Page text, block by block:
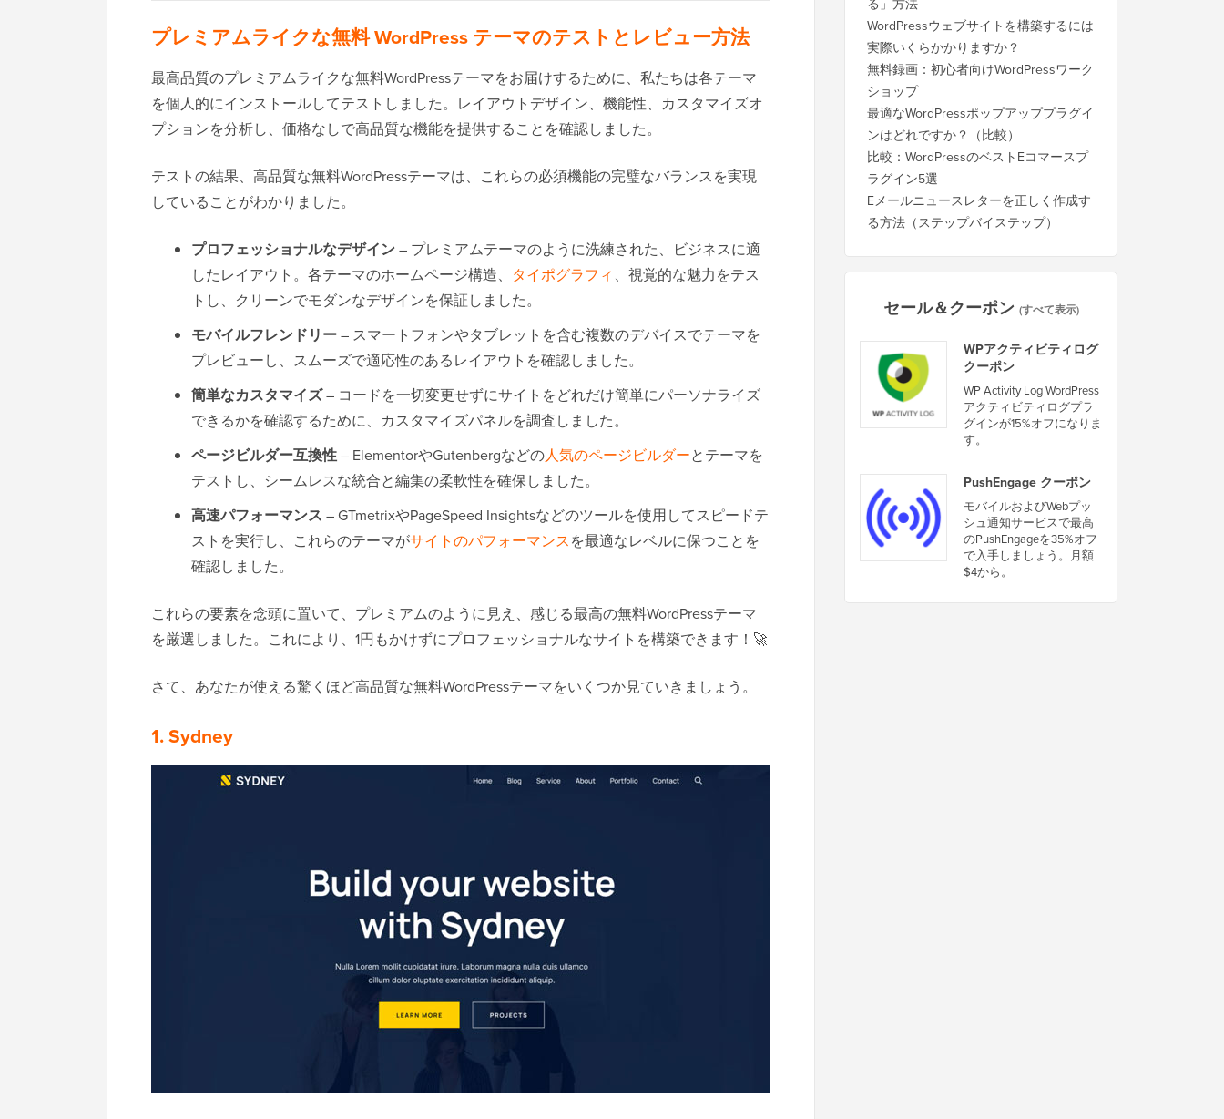
プレミアムライクな無料 WordPress テーマのテストとレビュー方法
最高品質のプレミアムライクな無料WordPressテーマをお届けするために、私たちは各テーマ
を個人的にインストールしてテストしました。レイアウトデザイン、機能性、カスタマイズオ
プションを分析し、価格なしで高品質な機能を提供することを確認しました。
テストの結果、高品質な無料WordPressテーマは、これらの必須機能の完璧なバランスを実現
していることがわかりました。
プロフェッショナルなデザイン– プレミアムテーマのように洗練された、ビジネスに適
したレイアウト。各テーマのホームページ構造、 タイポグラフィ 、視覚的な魅力をテス
トし、クリーンでモダンなデザインを保証しました。
モバイルフレンドリー– スマートフォンやタブレットを含む複数のデバイスでテーマを
プレビューし、スムーズで適応性のあるレイアウトを確認しました。
簡単なカスタマイズ– コードを一切変更せずにサイトをどれだけ簡単にパーソナライズ
できるかを確認するために、カスタマイズパネルを調査しました。
ページビルダー互換性– ElementorやGutenbergなどの人気のページビルダーとテーマを
テストし、シームレスな統合と編集の柔軟性を確保しました。
高速パフォーマンス – GTmetrixやPageSpeed Insightsなどのツールを使用してスピードテ
ストを実行し、これらのテーマがサイトのパフォーマンスを最適なレベルに保つことを
確認しました。
これらの要素を念頭に置いて、プレミアムのように見え、感じる最高の無料WordPressテーマ
を厳選しました。これにより、1円もかけずにプロフェッショナルなサイトを構築できます！🚀
さて、あなたが使える驚くほど高品質な無料WordPressテーマをいくつか見ていきましょう。
1. Sydney
WordPressウェブサイトを構築するには
実際いくらかかりますか？
無料録画：初心者向けWordPressワーク
ショップ
最適なWordPressポップアッププラグイ
ンはどれですか？（比較）
比較：WordPressのベストEコマースプ
ラグイン5選
Eメールニュースレターを正しく作成す
る方法（ステップバイステップ）
セール＆クーポン (すべて表示)
WPアクティビティログ
クーポン
WP Activity Log WordPress
アクティビティログプラ
グインが15%オフになりま
す。
PushEngage クーポン
モバイルおよびWebプッ
シュ通知サービスで最高
のPushEngageを35%オフ
で入手しましょう。月額
$4から。